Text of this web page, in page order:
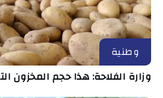
وطنية
وزارة الفلاحة: هذا حجم المخزون